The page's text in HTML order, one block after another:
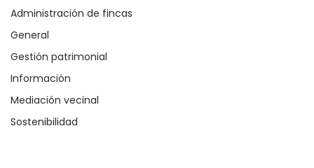
Administración de fincas
General
Gestión patrimonial
Información
Mediación vecinal
Sostenibilidad